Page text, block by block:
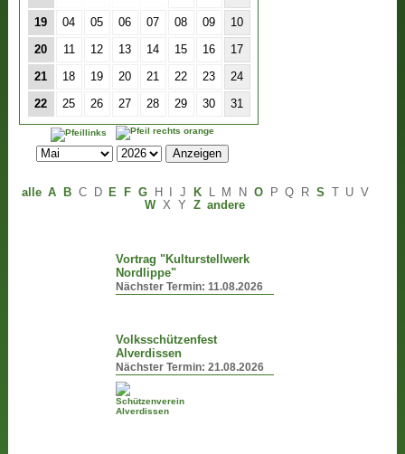
19 04 05 06 07 08 09 10
20 11 12 13 14 15 16 17
21 18 19 20 21 22 23 24
22 25 26 27 28 29 30 31
alle A B C D E F G H J K L M N O P Q R S U V
W X Y Z andere
Vortrag "Kulturstellwerk
Nordlippe"
Nächster Termin:11.08.2026
Volksschützenfest
Alverdissen
Nächster Termin:21.08.2026